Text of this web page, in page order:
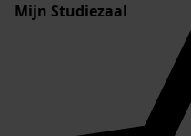
Mijn Studiezaal